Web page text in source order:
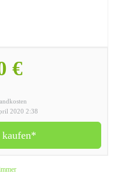
€
2020 2:38
kaufen*